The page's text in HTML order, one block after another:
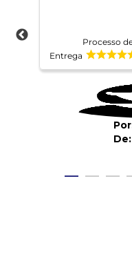
Processo
Entrega